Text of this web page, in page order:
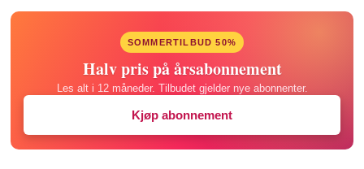
SOMMERTILBUD 50%
Halv pris på årsabonnement
Les alt i 12 måneder. Tilbudet gjelder nye abonnenter.
Kjøp abonnement